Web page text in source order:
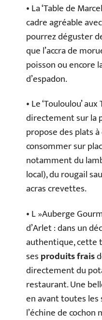
• La ‘Table de
cadre agréable
pourrez déguster
que l’accra de
poisson ou encore
d’espadon.
• Le ‘Touloulou’
directement sur la
propose des plats
consommer sur
notamment du
local), du rougail
acras crevettes.
• L »Auberge
d’Arlet : dans un
authentique, cette
sesproduits frais
directement du
restaurant. Une
en avant toutes les
l’échine de cochon